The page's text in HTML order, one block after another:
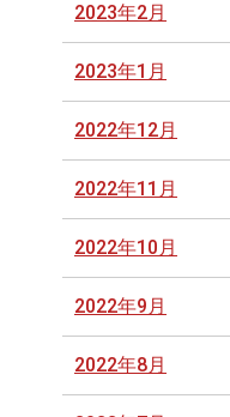
2023年2月
2023年1月
2022年12月
2022年11月
2022年10月
2022年9月
2022年8月